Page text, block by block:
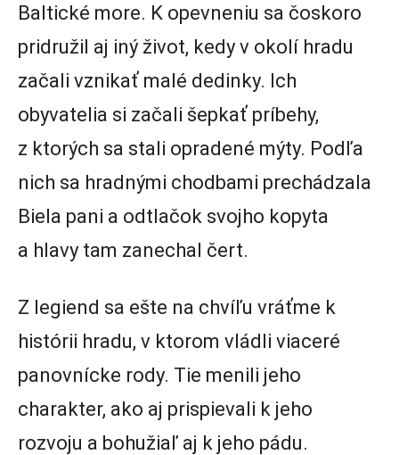
Baltické more. K opevneniu sa čoskoro
pridružil aj iný život, kedy v okolí hradu
začali vznikať malé dedinky. Ich
obyvatelia si začali šepkať príbehy,
z ktorých sa stali opradené mýty. Podľa
nich sa hradnými chodbami prechádzala
Biela pani a odtlačok svojho kopyta
a hlavy tam zanechal čert.
Z legiend sa ešte na chvíľu vráťme k
histórii hradu, v ktorom vládli viaceré
panovnícke rody. Tie menili jeho
charakter, ako aj prispievali k jeho
rozvoju a bohužiaľ aj k jeho pádu.